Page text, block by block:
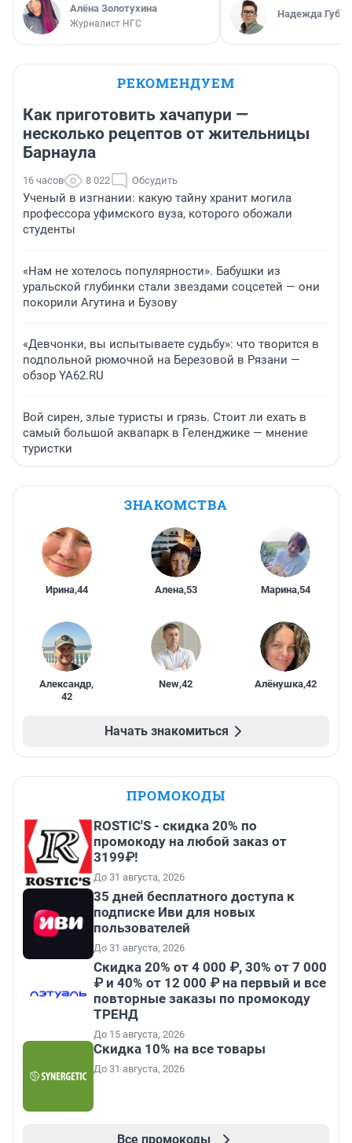
Алёна Золотухина
Журналист НГС
Надежда
РЕКОМЕНДУЕМ
Как приготовить хачапури —
несколько рецептов от жительницы
Барнаула
16 часов 8 022 Обсудить
Ученый в изгнании: какую тайну хранит могила
профессора уфимского вуза, которого обожали
студенты
«Нам не хотелось популярности». Бабушки из
уральской глубинки стали звездами соцсетей — они
покорили Агутина и Бузову
«Девчонки, вы испытываете судьбу»: что творится в
подпольной рюмочной на Березовой в Рязани —
обзор YA62.RU
Вой сирен, злые туристы и грязь. Стоит ли ехать в
самый большой аквапарк в Геленджике — мнение
туристки
ЗНАКОМСТВА
Ирина,44 Алена,53 Марина,54
Александр,
42
New,42 Алёнушка,42
Начать знакомиться
ПРОМОКОДЫ
ROSTIC'S - скидка 20% по
промокоду на любой заказ от
3199₽!
До 31 августа, 2026
35 дней бесплатного доступа к
подписке Иви для новых
пользователей
До 31 августа, 2026
Скидка 20% от 4 000 ₽, 30% от 7 000
₽ и 40% от 12 000 ₽ на первый и все
повторные заказы по промокоду
ТРЕНД
До 15 августа, 2026
Скидка 10% на все товары
До 31 августа, 2026
Все промокоды